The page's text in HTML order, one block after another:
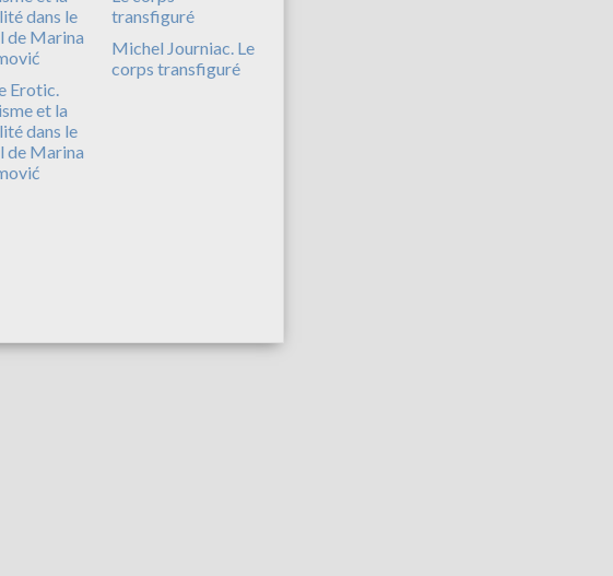
Erotic.
et la
dans le
de Marina
Michel Journiac. Le
corps transfiguré